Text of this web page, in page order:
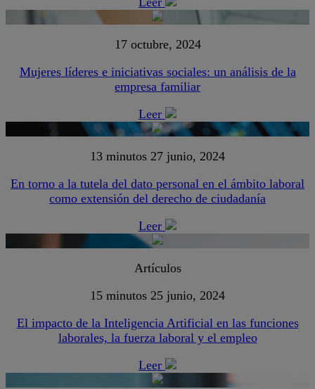
17 octubre, 2024
Mujeres líderes e iniciativas sociales: un análisis de la
empresa familiar
Leer
13 minutos 27 junio, 2024
En torno a la tutela del dato personal en el ámbito laboral
como extensión del derecho de ciudadanía
Leer
Artículos
15 minutos 25 junio, 2024
El impacto de la Inteligencia Artificial en las funciones
laborales, la fuerza laboral y el empleo
Leer